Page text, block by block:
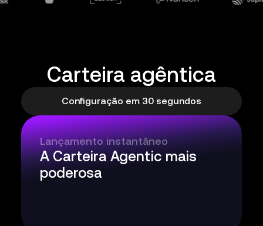
Carteira agêntica
Configuração em 30 segundos
Lançamento instantâneo
A Carteira Agentic mais
poderosa